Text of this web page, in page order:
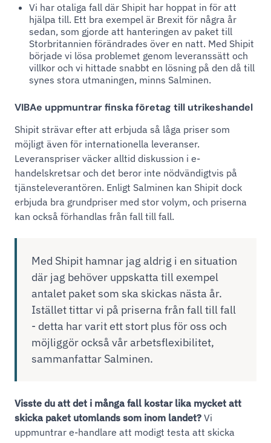
Vi har otaliga fall där Shipit har hoppat in för att
hjälpa till. Ett bra exempel är Brexit för några år
sedan, som gjorde att hanteringen av paket till
Storbritannien förändrades över en natt. Med Shipit
började vi lösa problemet genom leveranssätt och
villkor och vi hittade snabbt en lösning på den då till
synes stora utmaningen, minns Salminen.
VIBAe uppmuntrar finska företag till utrikeshandel
Shipit strävar efter att erbjuda så låga priser som
möjligt även för internationella leveranser.
Leveranspriser väcker alltid diskussion i e-
handelskretsar och det beror inte nödvändigtvis på
tjänsteleverantören. Enligt Salminen kan Shipit dock
erbjuda bra grundpriser med stor volym, och priserna
kan också förhandlas från fall till fall.
Med Shipit hamnar jag aldrig i en situation
där jag behöver uppskatta till exempel
antalet paket som ska skickas nästa år.
Istället tittar vi på priserna från fall till fall
- detta har varit ett stort plus för oss och
möjliggör också vår arbetsflexibilitet,
sammanfattar Salminen.
Visste du att det i många fall kostar lika mycket att
skicka paket utomlands som inom landet? Vi
uppmuntrar e-handlare att modigt testa att skicka